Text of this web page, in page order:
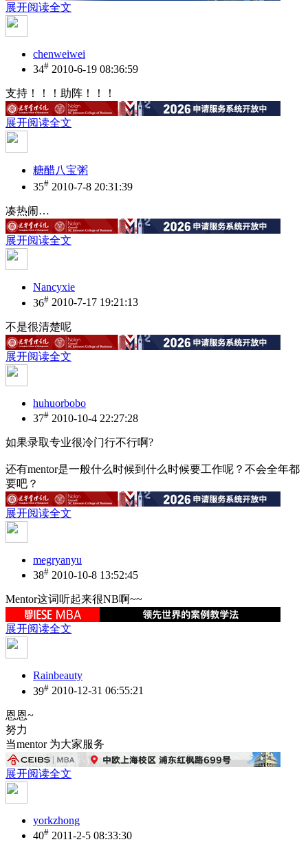
展开阅读全文
chenweiwei
34# 2010-6-19 08:36:59
支持！！！助阵！！！
展开阅读全文
糖醋八宝粥
35# 2010-7-8 20:31:39
凑热闹…
展开阅读全文
Nancyxie
36# 2010-7-17 19:21:13
不是很清楚呢
展开阅读全文
huhuorbobo
37# 2010-10-4 22:27:28
如果录取专业很冷门行不行啊?
还有mentor是一般什么时候到什么时候要工作呢？不会全年都
要吧？
展开阅读全文
megryanyu
38# 2010-10-8 13:52:45
Mentor这词听起来很NB啊~~
展开阅读全文
Rainbeauty
39# 2010-12-31 06:55:21
恩恩~
努力
当mentor 为大家服务
展开阅读全文
yorkzhong
40# 2011-2-5 08:33:30